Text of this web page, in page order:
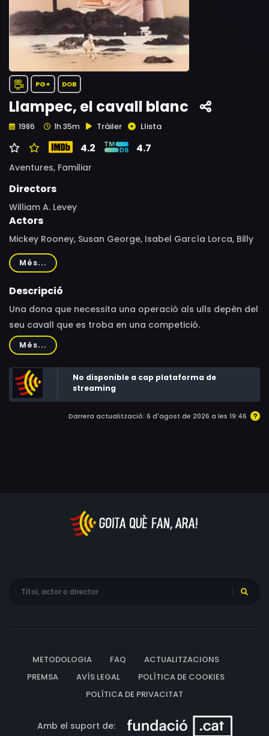
PG+ DOB
Llampec, el cavall blanc
1986 1h 35m Tràiler Llista
4.2 4.7
Aventures, Familiar
Directors
William A. Levey
Actors
Mickey Rooney, Susan George, Isabel García Lorca, Billy
Wesley, Françoise Pascal, Jay Rasumny, Shannon
McLeod, Read Morgan, Debra Berger, Stanley Siegel,
Murray Langston, Richard Lundin, Justin Lundin, Charles
Gage, Jennifer Young, William A. Levey, John Warren
James, Bradley C. Golden, Ayanna DuLaney, Martin
Charles Warner
Més...
Descripció
Una dona que necessita una operació als ulls depèn del
seu cavall que es troba en una competició.
Més...
No disponible a cap plataforma de
streaming
Darrera actualització: 6 d'agost de 2026 a les 19:46
METODOLOGIA FAQ
ACTUALITZACIONS
PREMSA
AVÍS LEGAL
POLÍTICA DE COOKIES
POLÍTICA DE PRIVACITAT
Amb el suport de: